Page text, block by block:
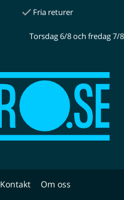
Fria returer
Torsdag 6/8 och fredag 7/
Kontakt Om oss